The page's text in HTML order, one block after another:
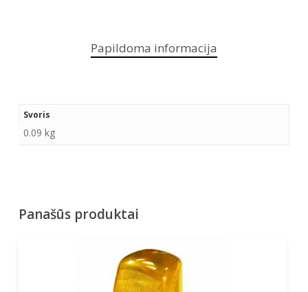
Papildoma informacija
Svoris
0.09 kg
Panašūs produktai